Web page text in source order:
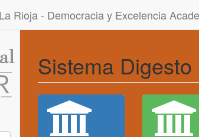
Rioja - Democracia y Excelencia
Sistema